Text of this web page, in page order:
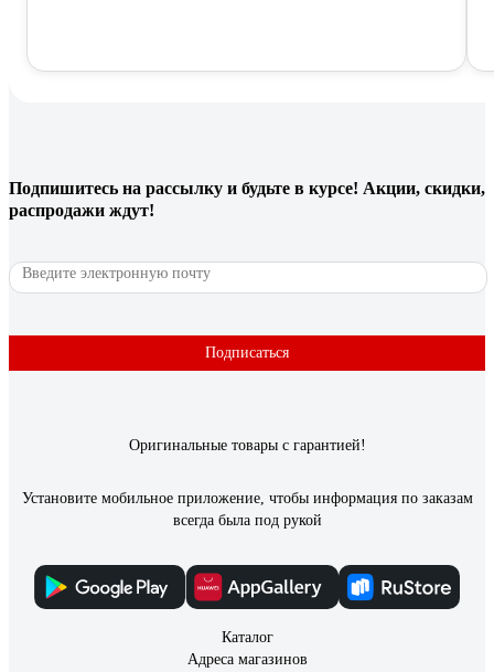
Подпишитесь на рассылку и будьте в курсе! Акции, скидки,
распродажи ждут!
Подписаться
Оригинальные товары с гарантией!
Установите мобильное приложение, чтобы информация по заказам
всегда была под рукой
Каталог
Адреса магазинов